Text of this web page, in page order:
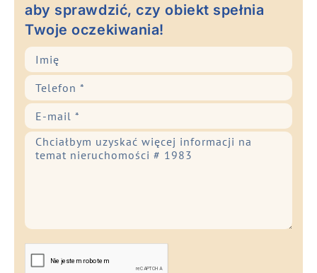
aby sprawdzić, czy obiekt spełnia
Twoje oczekiwania!